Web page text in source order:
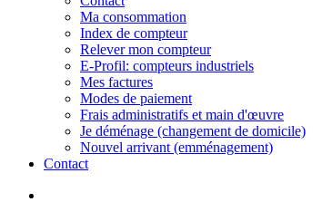
Ma consommation
Index de compteur
Relever mon compteur
E-Profil: compteurs industriels
Mes factures
Modes de paiement
Frais administratifs et main d'œuvre
Je déménage (changement de domicile)
Nouvel arrivant (emménagement)
Contact